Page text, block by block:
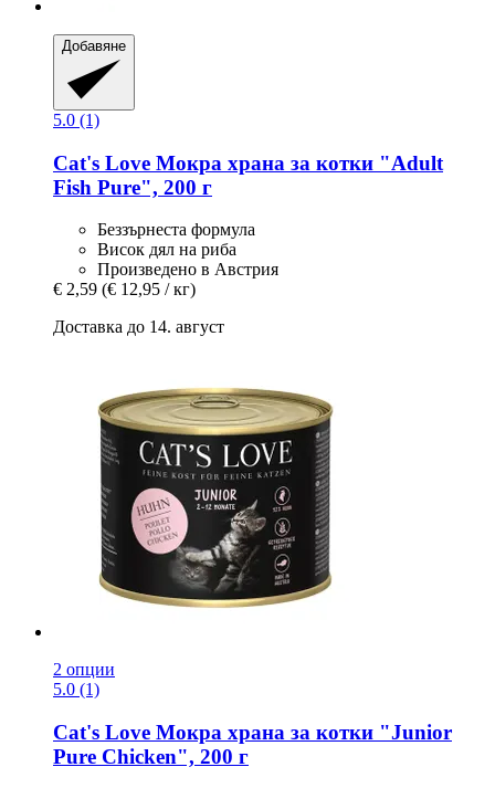
Добавяне
5.0 (1)
Cat's Love Мокра храна за котки "Adult
Fish Pure", 200 г
Беззърнеста формула
Висок дял на риба
Произведено в Австрия
€ 2,59 (€ 12,95 / кг)
Доставка до 14. август
2 опции
5.0 (1)
Cat's Love Мокра храна за котки "Junior
Pure Chicken", 200 г